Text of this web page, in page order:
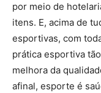
por meio de
itens. E, acima de
esportivas, com
prática esportiva
melhora da
afinal, esporte é